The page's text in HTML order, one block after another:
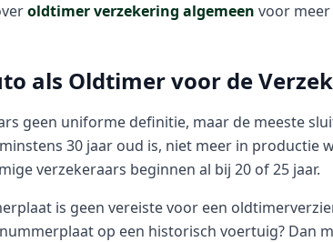
oldtimer verzekering algemeen voor
als Oldtimer voor de
geen uniforme definitie, maar de meeste
30 jaar oud is, niet meer in productie
verzekeraars beginnen al bij 20 of 25 jaar.
is geen vereiste voor een
op een historisch voertuig? Dan